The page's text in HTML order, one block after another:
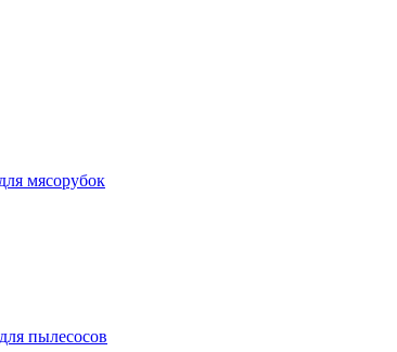
мясорубок
пылесосов